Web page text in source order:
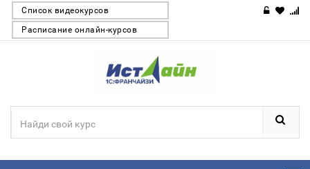
Список видеокурсов
Расписание онлайн-курсов